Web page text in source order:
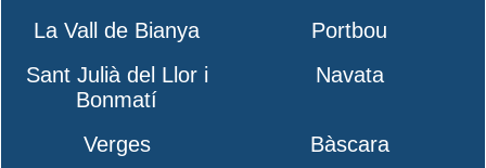
La Vall de Bianya
Portbou
Sant Julià del Llor i
Bonmatí
Navata
Verges
Bàscara